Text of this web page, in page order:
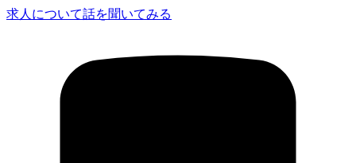
求人について話を聞いてみる